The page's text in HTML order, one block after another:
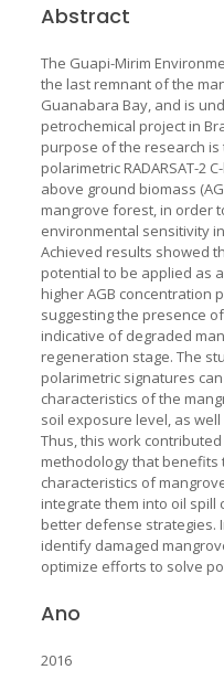
Abstract
The Guapi-Mirim
the last remnant of the
Guanabara Bay, and is
petrochemical project in
purpose of the research
polarimetric RADARSAT-2
above ground biomass
mangrove forest, in order
environmental sensitivity
Achieved results showed
potential to be applied as
higher AGB concentration
suggesting the presence
indicative of degraded
regeneration stage. The
polarimetric signatures
characteristics of the
soil exposure level, as
Thus, this work
methodology that
characteristics of
integrate them into oil
better defense strategies.
identify damaged
optimize efforts to solve
Ano
2016